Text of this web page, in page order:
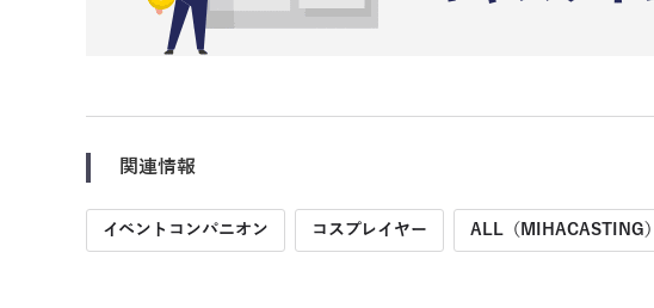
関連情報
イベントコンパニオン コスプレイヤー ALL（MIHACASTING）